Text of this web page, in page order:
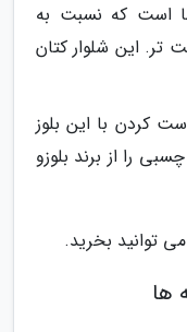
ما است که نسبت به
این شلوار کتان
کردن با این بلوز
را از برند بلوزو
ها